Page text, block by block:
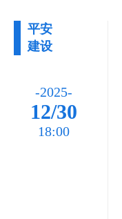
平安
建设
-2025-
12/30
18:00